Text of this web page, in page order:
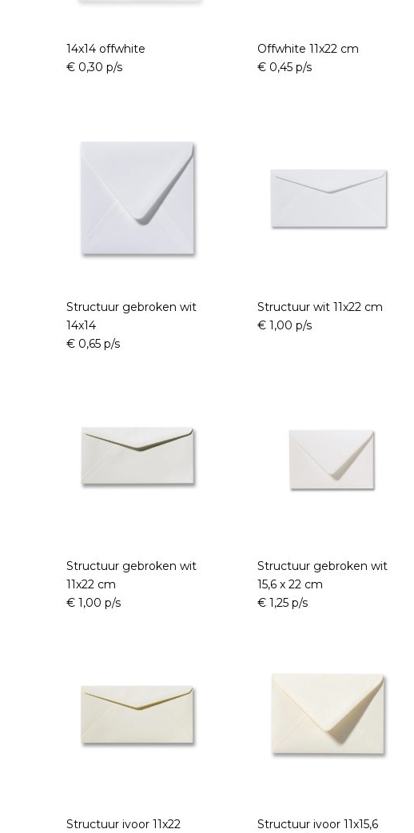
14x14 offwhite
€ 0,30 p/s
Offwhite 11x22 cm
€ 0,45 p/s
Structuur gebroken wit
14x14
€ 0,65 p/s
Structuur wit 11x22 cm
€ 1,00 p/s
Structuur gebroken wit
11x22 cm
€ 1,00 p/s
Structuur gebroken wit
15,6 x 22 cm
€ 1,25 p/s
Structuur ivoor 11x22
Structuur ivoor 11x15,6